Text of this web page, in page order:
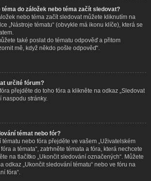
do záložek nebo téma začít sledovat?
nebo téma začít sledovat můžete kliknutím na
„Nástroje tématu“ (obvykle má ikonu klíče), která se
také poslat do tématu odpověď a přitom
mě, když někdo pošle odpověď“.
určité fórum?
přejděte do toho fóra a klikněte na odkaz „Sledovat
naspodu stránky.
témat nebo fór?
nebo fóra přejděte ve vašem „Uživatelském
a témata“, zatrhněte témata a fóra, která nechcete
na tlačítko „Ukončit sledování označených“. Můžete
odkaz „Ukončit sledování tématu“ nebo ve fóru na
fóra“.